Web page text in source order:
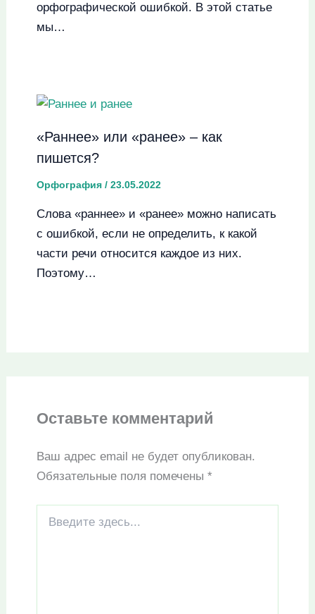
орфографической ошибкой. В этой статье
мы…
«Раннее» или «ранее» – как
пишется?
Орфография/ 23.05.2022
Слова «раннее» и «ранее» можно написать
с ошибкой, если не определить, к какой
части речи относится каждое из них.
Поэтому…
Оставьте комментарий
Ваш адрес email не будет опубликован.
Обязательные поля помечены *
здесь...